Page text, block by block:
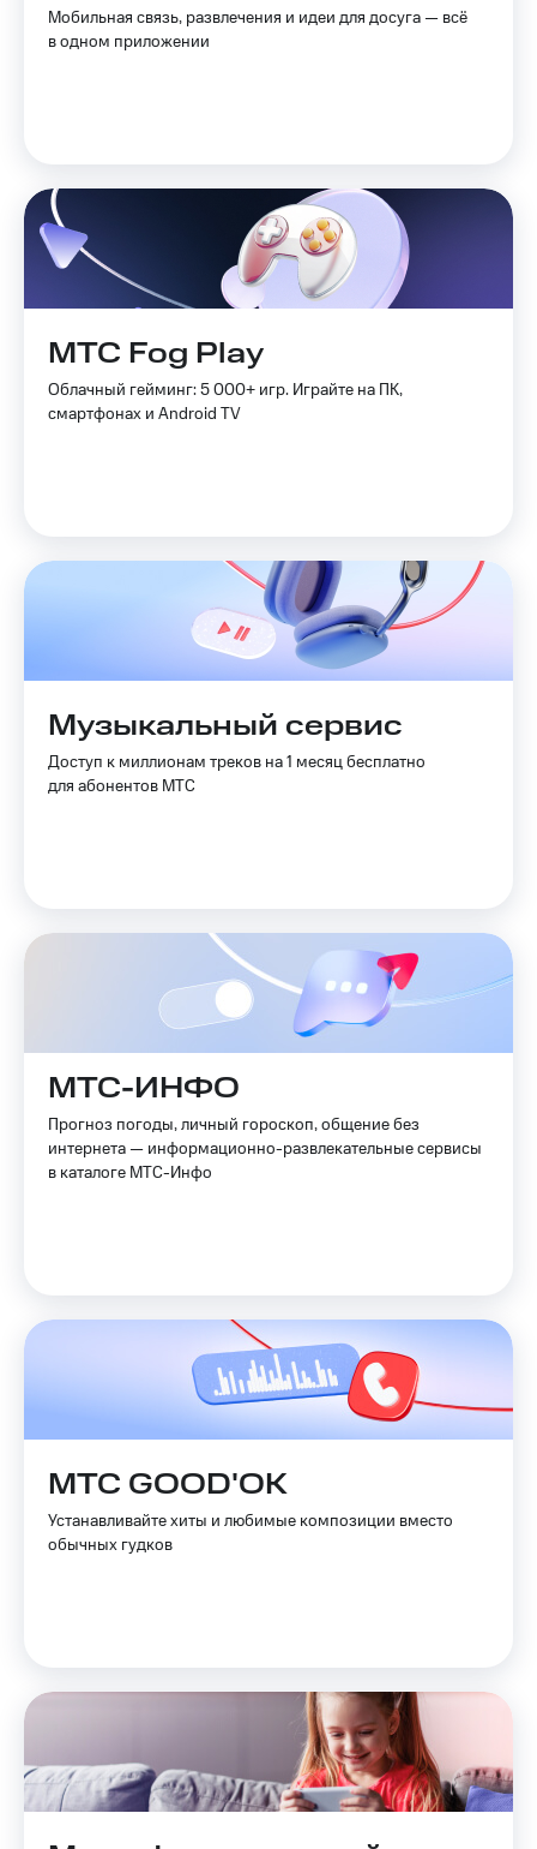
Мобильная связь, развлечения и идеи для досуга — всё
в одном приложении
МТС Fog Play
Облачный гейминг: 5 000+ игр. Играйте на ПК,
смартфонах и Android TV
Музыкальный сервис
Доступ к миллионам треков на 1 месяц бесплатно
для абонентов МТС
МТС-ИНФО
Прогноз погоды, личный гороскоп, общение без
интернета — информационно-развлекательные сервисы
в каталоге МТС-Инфо
МТС GOOD'OK
Устанавливайте хиты и любимые композиции вместо
обычных гудков